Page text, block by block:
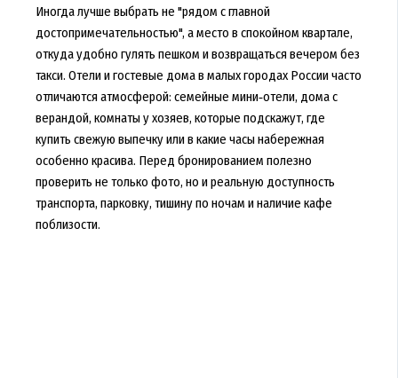
Иногда лучше выбрать не "рядом с главной
достопримечательностью", а место в спокойном квартале,
откуда удобно гулять пешком и возвращаться вечером без
такси. Отели и гостевые дома в малых городах России часто
отличаются атмосферой: семейные мини‑отели, дома с
верандой, комнаты у хозяев, которые подскажут, где
купить свежую выпечку или в какие часы набережная
особенно красива. Перед бронированием полезно
проверить не только фото, но и реальную доступность
транспорта, парковку, тишину по ночам и наличие кафе
поблизости.